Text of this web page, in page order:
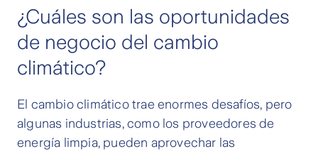
¿Cuáles son las oportunidades
de negocio del cambio
climático?
El cambio climático trae enormes desafíos, pero
algunas industrias, como los proveedores de
energía limpia, pueden aprovechar las